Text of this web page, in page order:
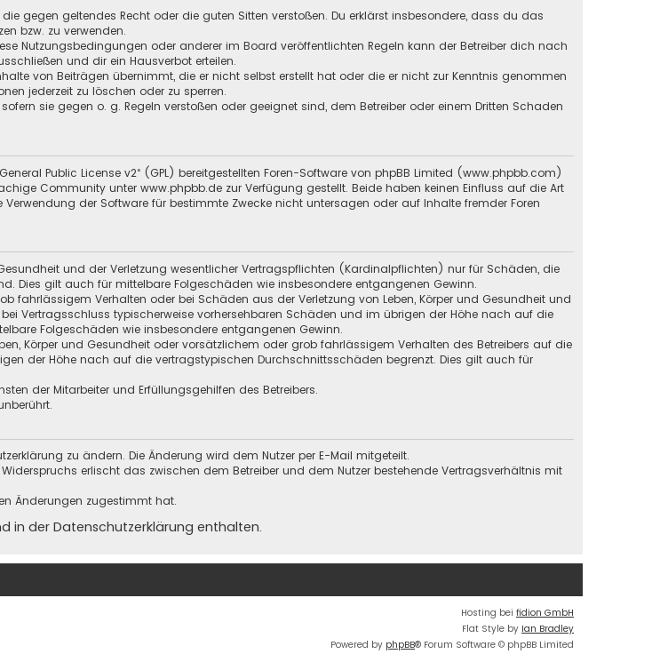
gegen geltendes Recht oder die guten Sitten verstoßen. Du erklärst insbesondere, dass du das
bzw. zu verwenden.
Nutzungsbedingungen oder anderer im Board veröffentlichten Regeln kann der Betreiber dich nach
und dir ein Hausverbot erteilen.
von Beiträgen übernimmt, die er nicht selbst erstellt hat oder die er nicht zur Kenntnis genommen
jederzeit zu löschen oder zu sperren.
sie gegen o. g. Regeln verstoßen oder geeignet sind, dem Betreiber oder einem Dritten Schaden
Public License v2“ (GPL) bereitgestellten Foren-Software von phpBB Limited (www.phpbb.com)
Community unter www.phpbb.de zur Verfügung gestellt. Beide haben keinen Einfluss auf die Art
der Software für bestimmte Zwecke nicht untersagen oder auf Inhalte fremder Foren
und der Verletzung wesentlicher Vertragspflichten (Kardinalpflichten) nur für Schäden, die
Dies gilt auch für mittelbare Folgeschäden wie insbesondere entgangenen Gewinn.
fahrlässigem Verhalten oder bei Schäden aus der Verletzung von Leben, Körper und Gesundheit und
Vertragsschluss typischerweise vorhersehbaren Schäden und im übrigen der Höhe nach auf die
Folgeschäden wie insbesondere entgangenen Gewinn.
Körper und Gesundheit oder vorsätzlichem oder grob fahrlässigem Verhalten des Betreibers auf die
der Höhe nach auf die vertragstypischen Durchschnittsschäden begrenzt. Dies gilt auch für
der Mitarbeiter und Erfüllungsgehilfen des Betreibers.
zu ändern. Die Änderung wird dem Nutzer per E-Mail mitgeteilt.
erlischt das zwischen dem Betreiber und dem Nutzer bestehende Vertragsverhältnis mit
Änderungen zugestimmt hat.
in der Datenschutzerklärung enthalten.
Hosting bei fidion GmbH
Flat Style by Ian Bradley
Powered by phpBB® Forum Software © phpBB Limited